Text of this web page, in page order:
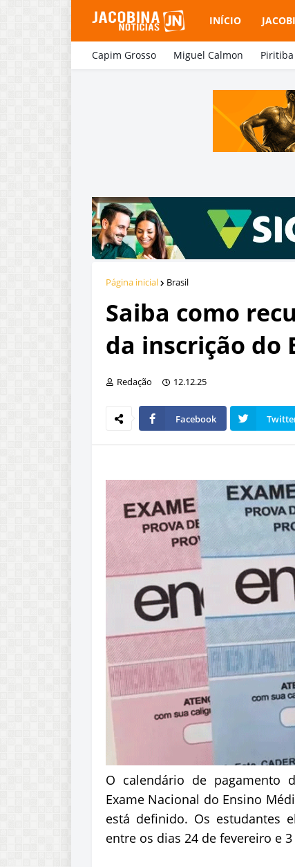
INÍCIO
Capim Grosso Miguel Calmon Piritiba
Página inicial Brasil
Saiba como
da inscrição do
Redação 12.12.25
Facebook
O calendário de pagamento
Exame Nacional do Ensino
está definido. Os estudantes
entre os dias 24 de fevereiro e